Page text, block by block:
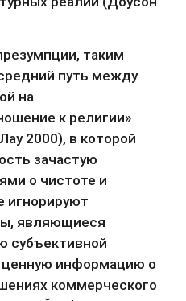
таким
путь между
на
к религии»
2000), в которой
зачастую
о чистоте и
игнорируют
являющиеся
субъективной
ценную информацию о
коммерческого